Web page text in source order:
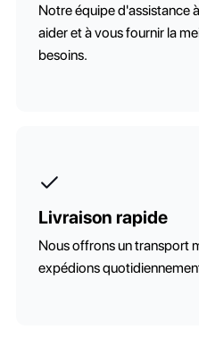
Notre équipe d'assistance
aider et à vous fournir la
besoins.
Livraison rapide
Nous offrons un transport
expédions